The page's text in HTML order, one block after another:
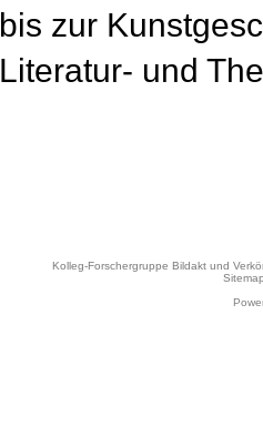
bis zur
Literatur- und
Kolleg-Forschergruppe Bildakt und